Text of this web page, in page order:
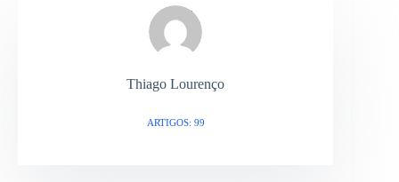
Thiago Lourenço
ARTIGOS: 99